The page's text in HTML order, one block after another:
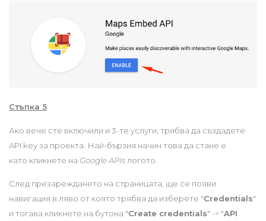
Стъпка 5
Ако вече сте включили и 3-те услуги, трябва да създадете
API key за проекта. Най-бързия начин това да стане е
като кликнете на Google APIs логото.
След презареждането на страницата, ще се появи
навигация в ляво от която трябва да изберете "Credentials"
и тогава кликнете на бутона "Create credentials" -> "API